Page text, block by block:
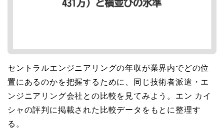
セントラルエンジニアリングの年収が業界内でどの位
置にあるのかを把握するために、同じ技術者派遣・エ
ンジニアリング会社との比較を見てみよう。エン カイ
シャの評判に掲載された比較データをもとに整理す
る。